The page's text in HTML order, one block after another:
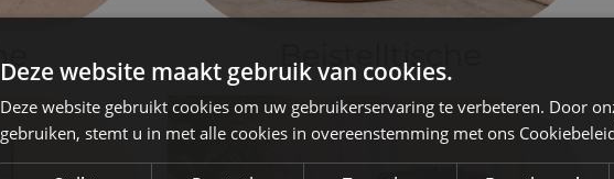
Deze website maakt gebruik van cookies.
Deze website gebruikt cookies om uw gebruikerservaring te verbeteren. Door
gebruiken, stemt u in met alle cookies in overeenstemming met ons